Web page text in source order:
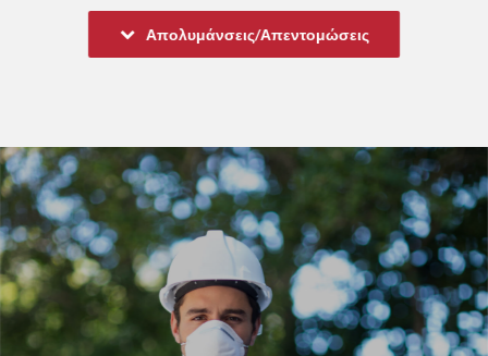
Απολυμάνσεις/Απεντομώσεις